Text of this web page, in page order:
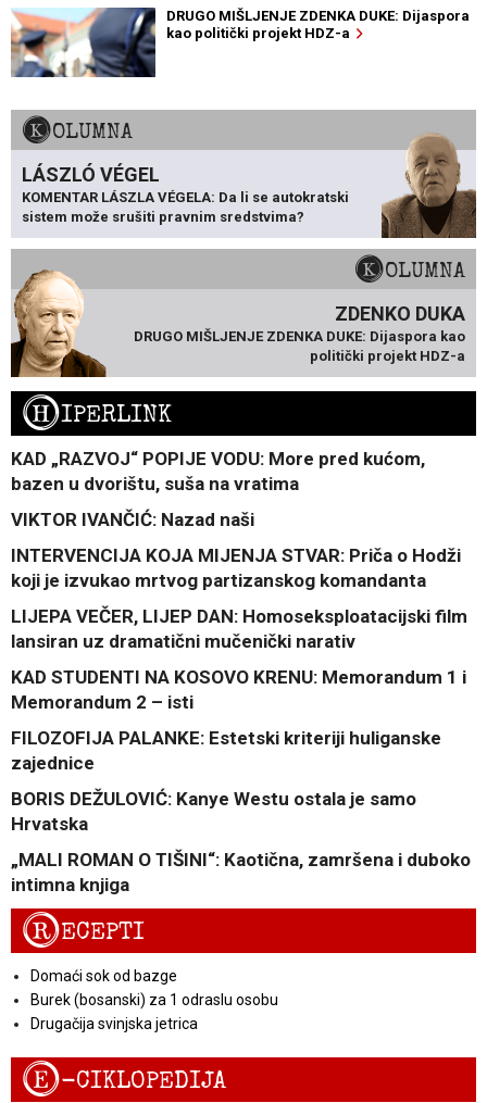
DRUGO MIŠLJENJE ZDENKA DUKE: Dijaspora
kao politički projekt HDZ-a
KOLUMNA
LÁSZLÓ VÉGEL
KOMENTAR LÁSZLA VÉGELA: Da li se autokratski
sistem može srušiti pravnim sredstvima?
KOLUMNA
ZDENKO DUKA
DRUGO MIŠLJENJE ZDENKA DUKE: Dijaspora kao
politički projekt HDZ-a
HIPERLINK
KAD „RAZVOJ“ POPIJE VODU: More pred kućom,
bazen u dvorištu, suša na vratima
VIKTOR IVANČIĆ: Nazad naši
INTERVENCIJA KOJA MIJENJA STVAR: Priča o Hodži
koji je izvukao mrtvog partizanskog komandanta
LIJEPA VEČER, LIJEP DAN: Homoseksploatacijski film
lansiran uz dramatični mučenički narativ
KAD STUDENTI NA KOSOVO KRENU: Memorandum 1 i
Memorandum 2 – isti
FILOZOFIJA PALANKE: Estetski kriteriji huliganske
zajednice
BORIS DEŽULOVIĆ: Kanye Westu ostala je samo
Hrvatska
„MALI ROMAN O TIŠINI“: Kaotična, zamršena i duboko
intimna knjiga
RECEPTI
Domaći sok od bazge
Burek (bosanski) za 1 odraslu osobu
Drugačija svinjska jetrica
E-CIKLOPEDIJA